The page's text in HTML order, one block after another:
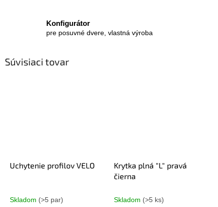
Konfigurátor
pre posuvné dvere, vlastná výroba
Súvisiaci tovar
Uchytenie profilov VELO
Skladom (>5 par)
Krytka plná "L" pravá
čierna
Skladom (>5 ks)